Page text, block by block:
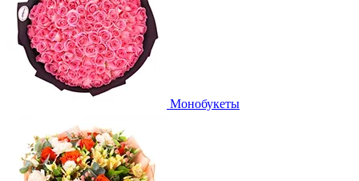
Монобукеты